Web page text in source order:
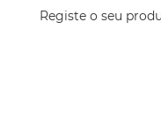
Registe o seu